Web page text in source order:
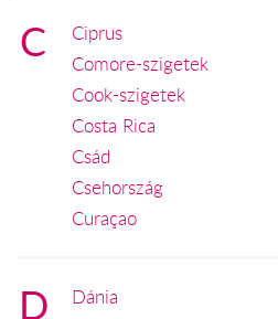
C
Ciprus
Comore-szigetek
Cook-szigetek
Costa Rica
Csád
Csehország
Curaçao
D
Dánia